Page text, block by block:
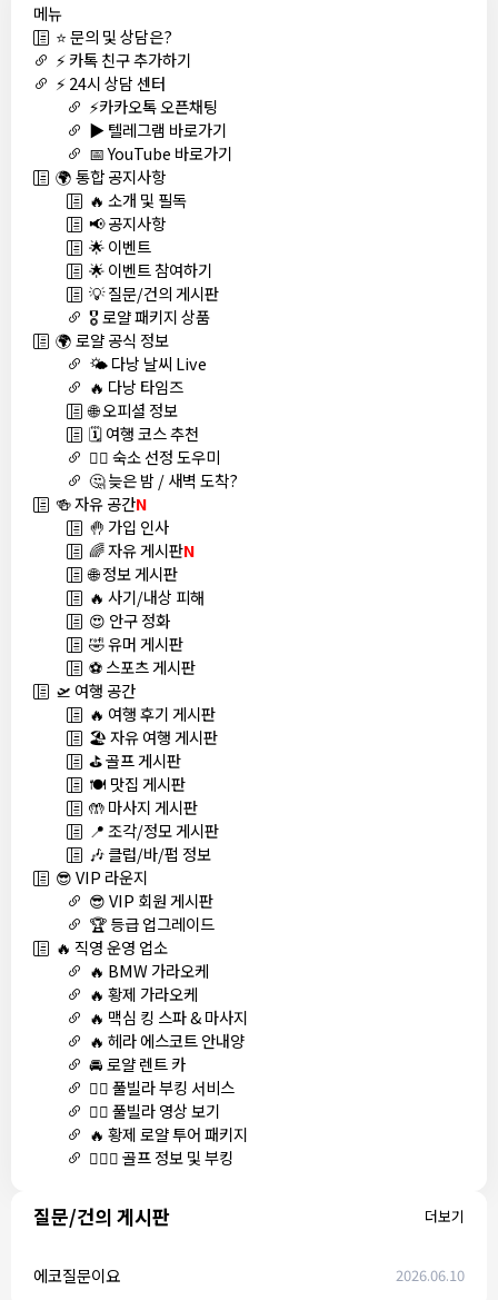
메뉴
⭐ 문의 및 상담은?
⚡ 카톡 친구 추가하기
⚡ 24시 상담 센터
⚡카카오톡 오픈채팅
▶️ 텔레그램 바로가기
📅 YouTube 바로가기
🌍 통합 공지사항
🔥 소개 및 필독
📢 공지사항
🌟 이벤트
🌟 이벤트 참여하기
💡 질문/건의 게시판
🎖️ 로얄 패키지 상품
🌍 로얄 공식 정보
🌤️ 다낭 날씨 Live
🔥 다낭 타임즈
🌐 오피셜 정보
🗓️ 여행 코스 추천
🏊‍♀️ 숙소 선정 도우미
🤔 늦은 밤 / 새벽 도착?
🍻 자유 공간N
🤚 가입 인사
🌈 자유 게시판N
🌐 정보 게시판
🔥 사기/내상 피해
😍 안구 정화
🤣 유머 게시판
⚽ 스포츠 게시판
🛫 여행 공간
🔥 여행 후기 게시판
🏖️ 자유 여행 게시판
⛳ 골프 게시판
🍽️ 맛집 게시판
🤲 마사지 게시판
📍 조각/정모 게시판
🎶 클럽/바/펍 정보
😎 VIP 라운지
😎 VIP 회원 게시판
🏆 등급 업그레이드
🔥 직영 운영 업소
🔥 BMW 가라오케
🔥 황제 가라오케
🔥 맥심 킹 스파 & 마사지
🔥 헤라 에스코트 안내양
🚘 로얄 렌트 카
🏊‍♀️ 풀빌라 부킹 서비스
🏊‍♀️ 풀빌라 영상 보기
🔥 황제 로얄 투어 패키지
🏌🏻‍♂️ 골프 정보 및 부킹
질문/건의 게시판 더보기
에코질문이요 2026.06.10